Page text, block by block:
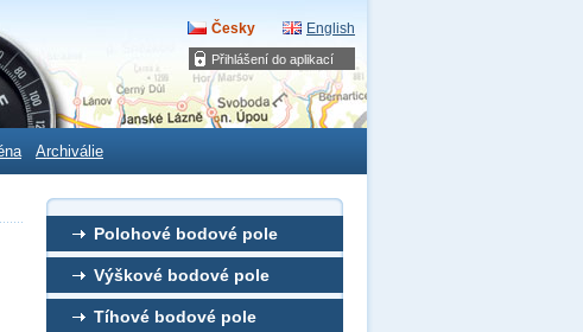
Přihlášení do aplikací
Česky English
Archiválie
Polohové bodové pole
Výškové bodové pole
Tíhové bodové pole